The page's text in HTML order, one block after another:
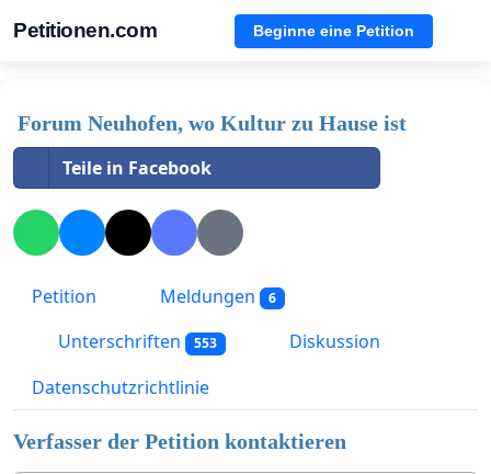
Petitionen.com Beginne eine Petition
Forum Neuhofen, wo Kultur zu Hause ist
Teile in Facebook
Petition Meldungen 6
Unterschriften 553
Diskussion
Datenschutzrichtlinie
Verfasser der Petition kontaktieren